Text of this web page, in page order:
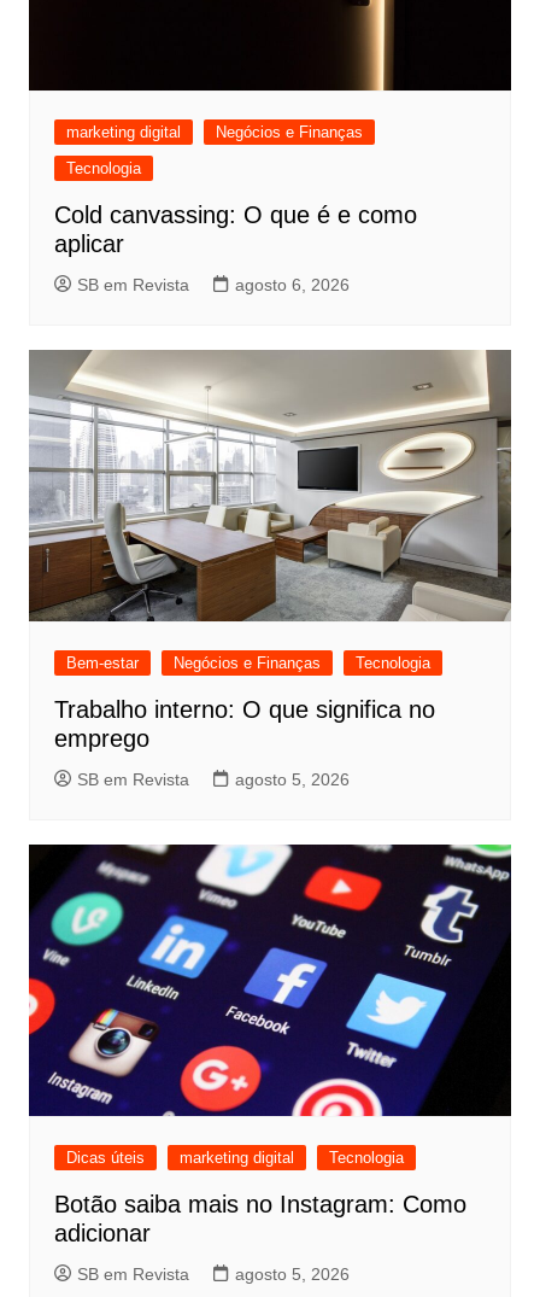
marketing digital
Negócios e Finanças
Tecnologia
Cold canvassing: O que é e como
aplicar
SB em Revista agosto 6, 2026
Bem-estar Negócios e Finanças Tecnologia
Trabalho interno: O que significa no
emprego
SB em Revista agosto 5, 2026
Dicas úteis marketing digital Tecnologia
Botão saiba mais no Instagram: Como
adicionar
SB em Revista agosto 5, 2026